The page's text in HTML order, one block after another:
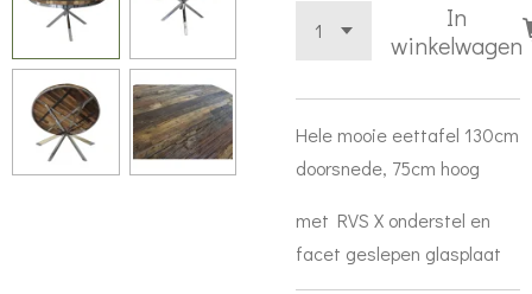
In
winkelwagen
Hele mooie eettafel 130cm
doorsnede, 75cm hoog
met RVS X onderstel en
facet geslepen glasplaat